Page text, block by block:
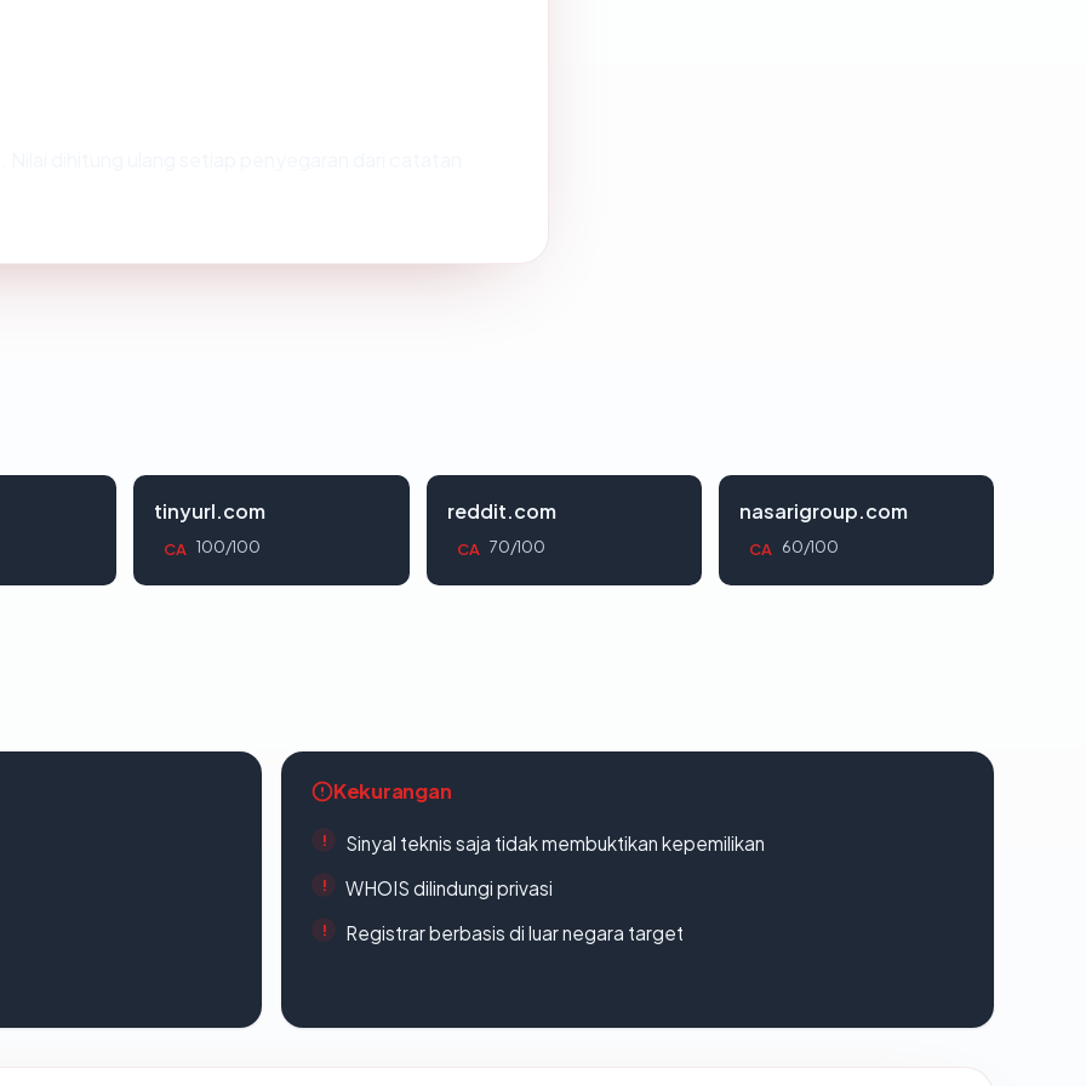
tinyurl.com
CA 100/100
reddit.com
CA 70/100
nasarigroup.com
CA 60/100
Kekurangan
Sinyal teknis saja tidak membuktikan kepemilikan
WHOIS dilindungi privasi
Registrar berbasis di luar negara target